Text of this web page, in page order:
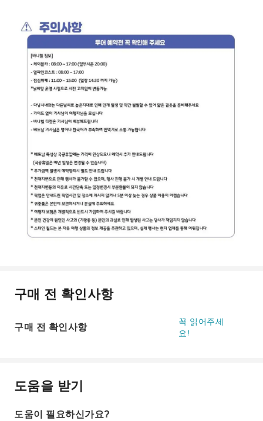
구매 전 확인사항
구매 전 확인사항
꼭 읽어주세
요!
도움을 받기
도움이 필요하신가요?